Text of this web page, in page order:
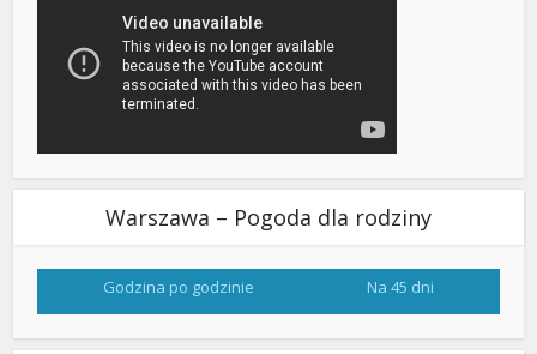
Warszawa – Pogoda dla rodziny
Godzina po godzinie Na 45 dni